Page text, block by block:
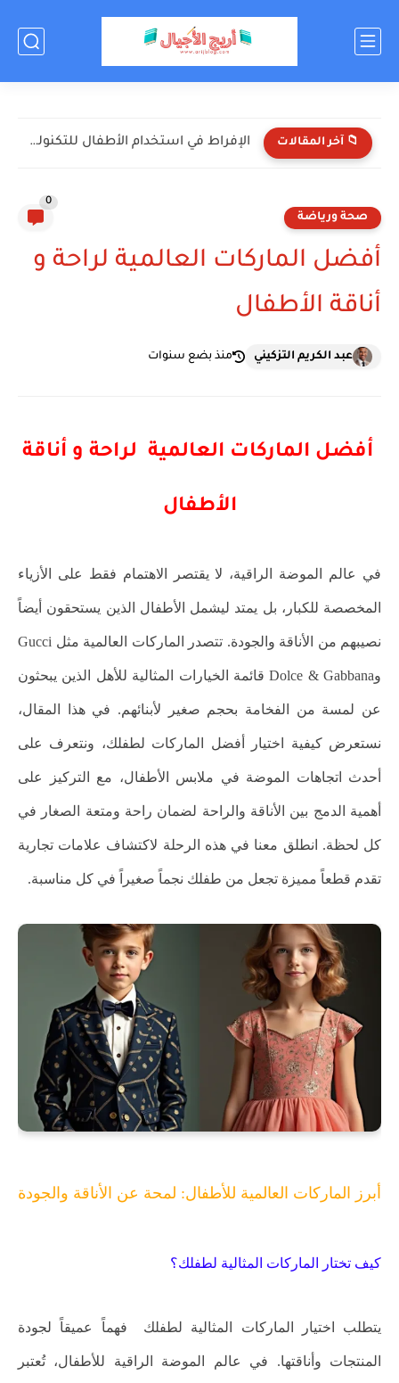
📁 آخر المقالات الإفراط في استخدام الأطفال للتكنولوجيا: الأضرار والحلول
صحة ورياضة
0
أفضل الماركات العالمية لراحة و
أناقة الأطفال
عبد الكريم التزكيني منذ بضع سنوات
أفضل الماركات العالمية لراحة و أناقة
الأطفال
في عالم الموضة الراقية، لا يقتصر الاهتمام فقط على الأزياء
المخصصة للكبار، بل يمتد ليشمل الأطفال الذين يستحقون أيضاً
نصيبهم من الأناقة والجودة. تتصدر الماركات العالمية مثل Gucci
وDolce & Gabbana قائمة الخيارات المثالية للأهل الذين يبحثون
عن لمسة من الفخامة بحجم صغير لأبنائهم. في هذا المقال،
نستعرض كيفية اختيار أفضل الماركات لطفلك، ونتعرف على
أحدث اتجاهات الموضة في ملابس الأطفال، مع التركيز على
أهمية الدمج بين الأناقة والراحة لضمان راحة ومتعة الصغار في
كل لحظة. انطلق معنا في هذه الرحلة لاكتشاف علامات تجارية
تقدم قطعاً مميزة تجعل من طفلك نجماً صغيراً في كل مناسبة.
أبرز الماركات العالمية للأطفال: لمحة عن الأناقة والجودة
كيف تختار الماركات المثالية لطفلك؟
يتطلب اختيار الماركات المثالية لطفلك فهماً عميقاً لجودة
المنتجات وأناقتها. في عالم الموضة الراقية للأطفال، تُعتبر